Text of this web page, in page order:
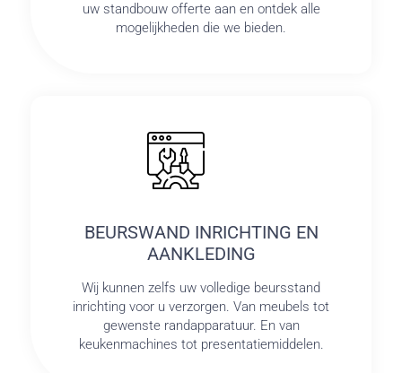
uw standbouw offerte aan en ontdek alle
mogelijkheden die we bieden.
BEURSWAND INRICHTING EN
AANKLEDING
Wij kunnen zelfs uw volledige beursstand
inrichting voor u verzorgen. Van meubels tot
gewenste randapparatuur. En van
keukenmachines tot presentatiemiddelen.